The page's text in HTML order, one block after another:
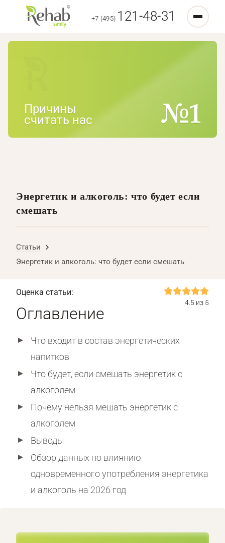
+7 (495) 121-48-31
Причины
считать нас
Энергетик и алкоголь: что будет если
смешать
Статьи
Энергетик и алкоголь: что будет если смешать
Оценка статьи:
4.5 из 5
Оглавление
Что входит в состав энергетических
напитков
Что будет, если смешать энергетик с
алкоголем
Почему нельзя мешать энергетик с
алкоголем
Выводы
Обзор данных по влиянию
одновременного употребления энергетика
и алкоголь на 2026 год